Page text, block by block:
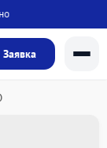
Заявка